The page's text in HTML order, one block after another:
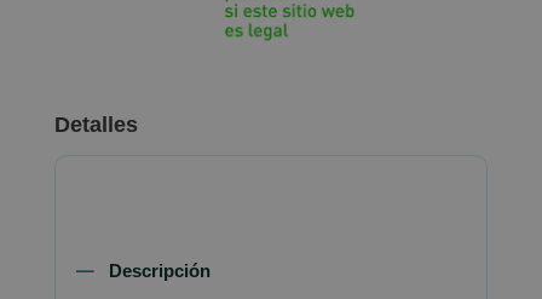
Detalles
Descripción